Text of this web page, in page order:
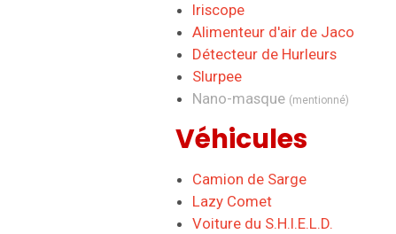
Iriscope
Alimenteur d'air de Jaco
Détecteur de Hurleurs
Slurpee
Nano-masque (mentionné)
Véhicules
Camion de Sarge
Lazy Comet
Voiture du S.H.I.E.L.D.